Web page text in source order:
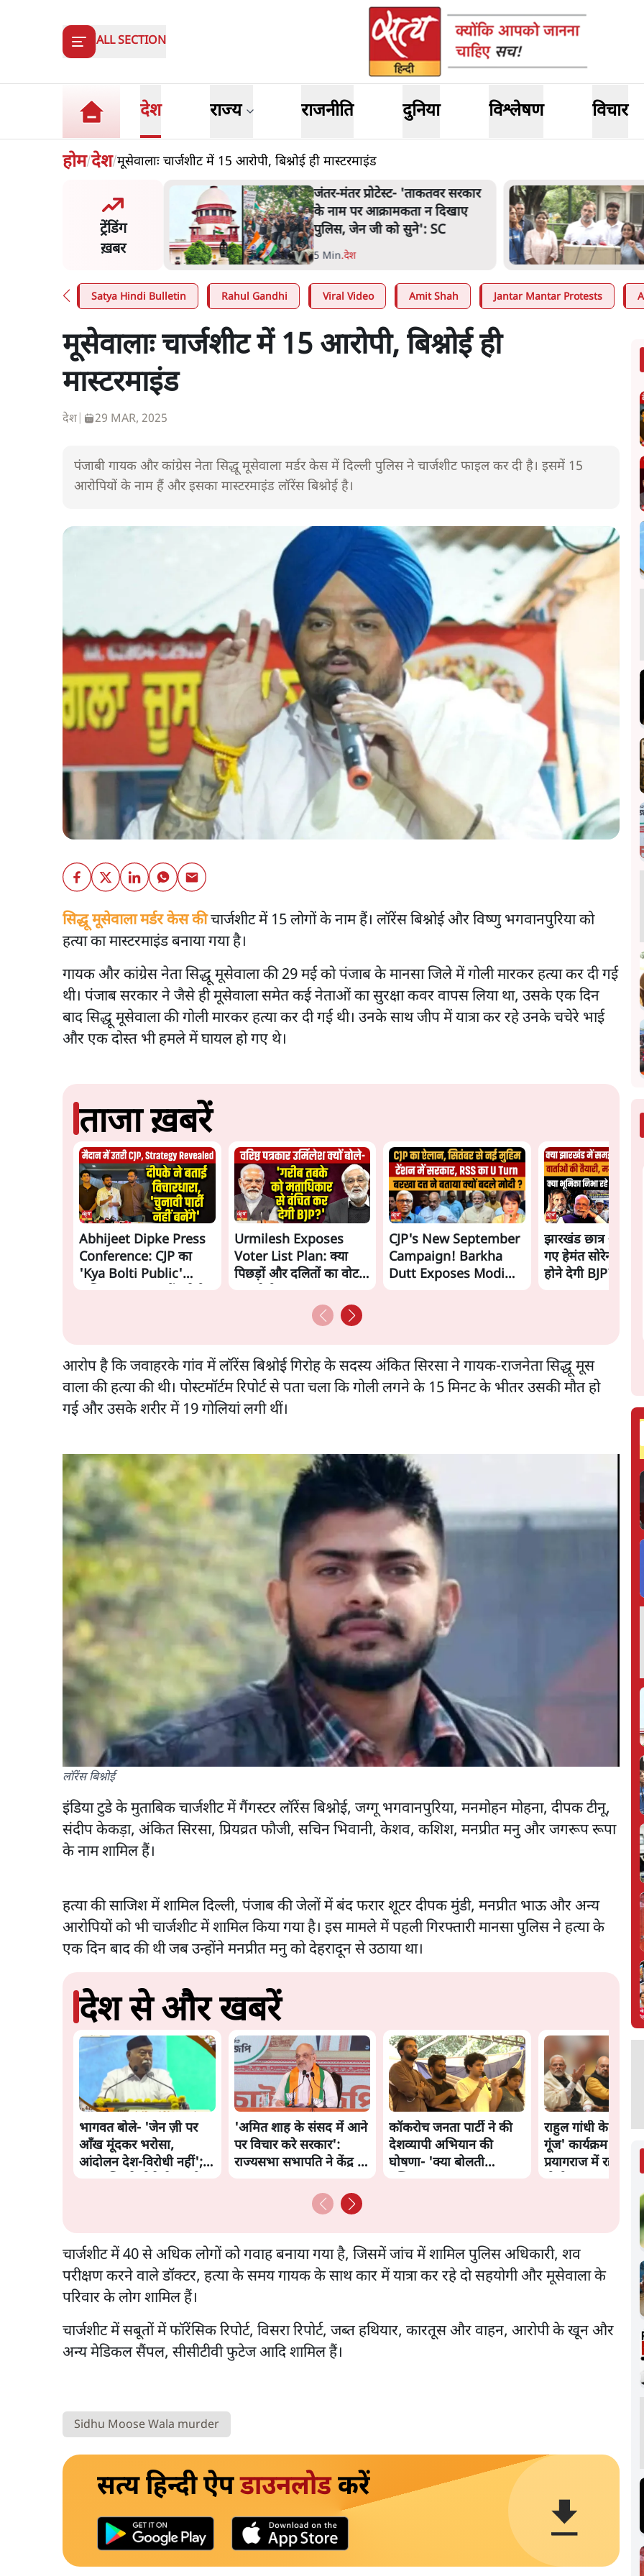
ALL SECTION
देश राज्य राजनीति दुनिया विश्लेषण विचार
होम/देश/मूसेवालाः चार्जशीट में 15 आरोपी, बिश्नोई ही मास्टरमाइंड
ट्रेंडिंग
ख़बर
समिति-मेटा की बैठकः मार्क
ने भारत सरकार से माफी
जंतर-मंतर प्रोटेस्ट- 'ताकतवर सरकार
के नाम पर आक्रामकता न दिखाए
पुलिस, जेन जी को सुने': SC
5 Min.देश
Satya Hindi Bulletin Rahul Gandhi Viral Video Amit Shah Jantar Mantar Protests
मूसेवालाः चार्जशीट में 15 आरोपी, बिश्नोई ही
मास्टरमाइंड
देश 29 MAR, 2025
पंजाबी गायक और कांग्रेस नेता सिद्धू मूसेवाला मर्डर केस में दिल्ली पुलिस ने चार्जशीट फाइल कर दी है। इसमें 15
आरोपियों के नाम हैं और इसका मास्टरमाइंड लॉरेंस बिश्नोई है।
सिद्धू मूसेवाला मर्डर केस कीचार्जशीट में 15 लोगों के नाम हैं। लॉरेंस बिश्नोई और विष्णु भगवानपुरिया को
हत्या का मास्टरमाइंड बनाया गया है।
गायक और कांग्रेस नेता सिद्धू मूसेवाला की 29 मई को पंजाब के मानसा जिले में गोली मारकर हत्या कर दी गई
थी। पंजाब सरकार ने जैसे ही मूसेवाला समेत कई नेताओं का सुरक्षा कवर वापस लिया था, उसके एक दिन
बाद सिद्धू मूसेवाला की गोली मारकर हत्या कर दी गई थी। उनके साथ जीप में यात्रा कर रहे उनके चचेरे भाई
और एक दोस्त भी हमले में घायल हो गए थे।
ताजा ख़बरें
Abhijeet Dipke Press
Conference: CJP का
'Kya Bolti Public'
Urmilesh Exposes
Voter List Plan: क्या
पिछड़ों और दलितों का वोट
CJP's New September
Campaign! Barkha
Dutt Exposes Modi
झारखंड छात्र
गए हेमंत सोरेन,
होने देगी BJP?
आरोप है कि जवाहरके गांव में लॉरेंस बिश्नोई गिरोह के सदस्य अंकित सिरसा ने गायक-राजनेता सिद्धू मूस
वाला की हत्या की थी। पोस्टमॉर्टम रिपोर्ट से पता चला कि गोली लगने के 15 मिनट के भीतर उसकी मौत हो
गई और उसके शरीर में 19 गोलियां लगी थीं।
लॉरेंस बिश्नोई
इंडिया टुडे के मुताबिक चार्जशीट में गैंगस्टर लॉरेंस बिश्नोई, जग्गू भगवानपुरिया, मनमोहन मोहना, दीपक टीनू,
संदीप केकड़ा, अंकित सिरसा, प्रियव्रत फौजी, सचिन भिवानी, केशव, कशिश, मनप्रीत मनु और जगरूप रूपा
के नाम शामिल हैं।
हत्या की साजिश में शामिल दिल्ली, पंजाब की जेलों में बंद फरार शूटर दीपक मुंडी, मनप्रीत भाऊ और अन्य
आरोपियों को भी चार्जशीट में शामिल किया गया है। इस मामले में पहली गिरफ्तारी मानसा पुलिस ने हत्या के
एक दिन बाद की थी जब उन्होंने मनप्रीत मनु को देहरादून से उठाया था।
देश से और खबरें
भागवत बोले- 'जेन ज़ी पर
आँख मूंदकर भरोसा,
आंदोलन देश-विरोधी नहीं';
'अमित शाह के संसद में आने
पर विचार करे सरकार':
राज्यसभा सभापति ने केंद्र से
कॉकरोच जनता पार्टी ने की
देशव्यापी अभियान की
घोषणा- 'क्या बोलती
राहुल गांधी के
गूंज' कार्यक्रम की
प्रयागराज में रद्द,
चार्जशीट में 40 से अधिक लोगों को गवाह बनाया गया है, जिसमें जांच में शामिल पुलिस अधिकारी, शव
परीक्षण करने वाले डॉक्टर, हत्या के समय गायक के साथ कार में यात्रा कर रहे दो सहयोगी और मूसेवाला के
परिवार के लोग शामिल हैं।
चार्जशीट में सबूतों में फॉरेंसिक रिपोर्ट, विसरा रिपोर्ट, जब्त हथियार, कारतूस और वाहन, आरोपी के खून और
अन्य मेडिकल सैंपल, सीसीटीवी फुटेज आदि शामिल हैं।
Sidhu Moose Wala murder
सत्य हिन्दी ऐपडाउनलोडकरें